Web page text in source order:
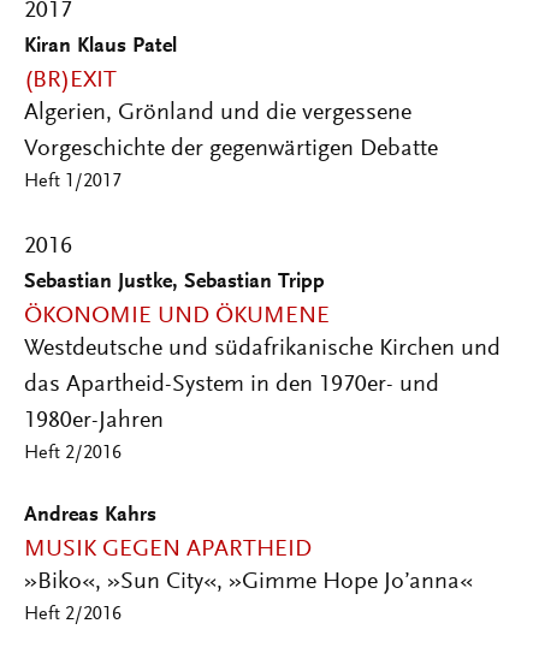
2017
Kiran Klaus Patel
(BR)EXIT
Algerien, Grönland und die vergessene
Vorgeschichte der gegenwärtigen Debatte
Heft 1/2017
2016
Sebastian Justke, Sebastian Tripp
ÖKONOMIE UND ÖKUMENE
Westdeutsche und südafrikanische Kirchen und
das Apartheid-System in den 1970er- und
1980er-Jahren
Heft 2/2016
Andreas Kahrs
MUSIK GEGEN APARTHEID
»Biko«, »Sun City«, »Gimme Hope Jo’anna«
Heft 2/2016